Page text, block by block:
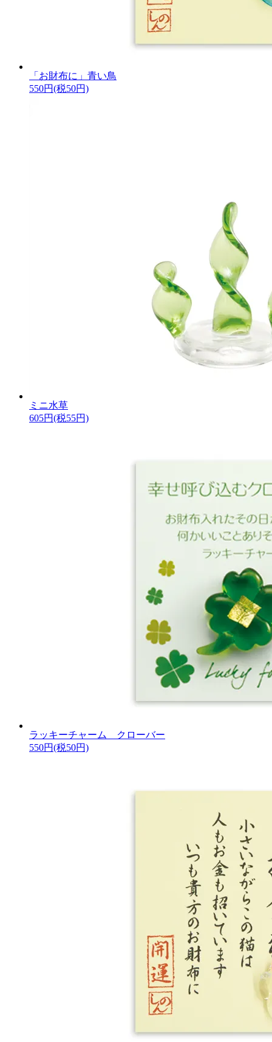
「お財布に」青い鳥
550円(税50円)
ミニ水草
605円(税55円)
ラッキーチャーム クローバー
550円(税50円)